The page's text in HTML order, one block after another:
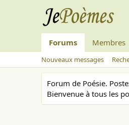
Forums Membres
Nouveaux messages
Forum de Poésie.
Bienvenue à tous les